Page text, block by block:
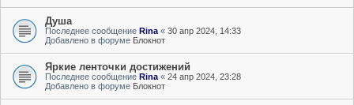
Душа
Последнее сообщение Rina « 30 апр 2024, 14:33
Добавлено в форуме Блокнот
Яркие ленточки достижений
Последнее сообщение Rina « 24 апр 2024, 23:28
Добавлено в форуме Блокнот